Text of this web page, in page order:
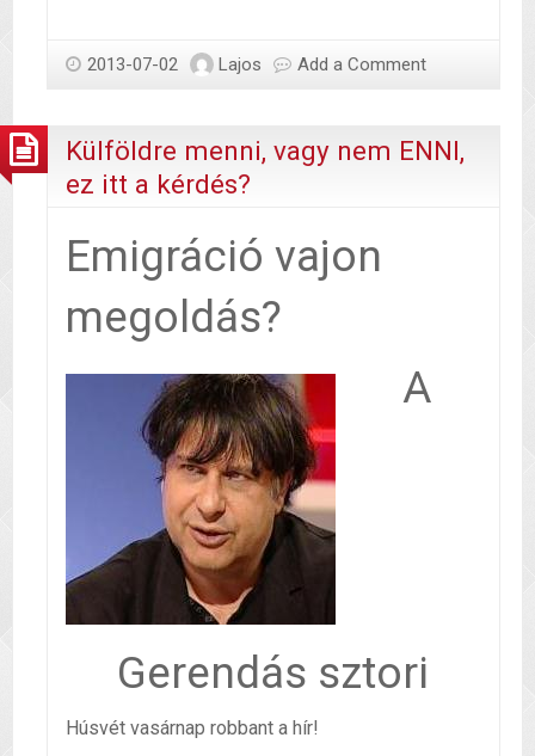
ki
a
2013-07-02 Lajos Add a Comment
Külföldre menni, vagy nem ENNI,
ez itt a kérdés?
Emigráció vajon
megoldás?
A
Gerendás sztori
Húsvét vasárnap robbant a hír!